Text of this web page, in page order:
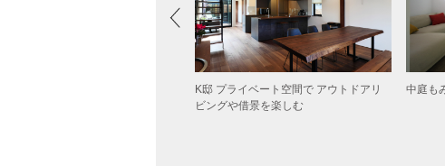
K邸 プライベート空間で アウトドアリ
ビングや借景を楽しむ
中庭も